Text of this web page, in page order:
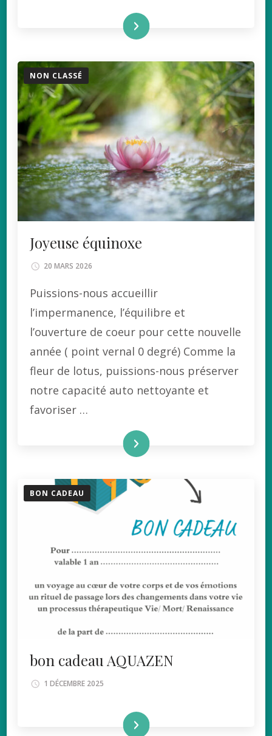
lire la suite ...
NON CLASSÉ
Joyeuse équinoxe
20 MARS 2026
Puissions-nous accueillir
l’impermanence, l’équilibre et
l’ouverture de coeur pour cette nouvelle
année ( point vernal 0 degré) Comme la
fleur de lotus, puissions-nous préserver
notre capacité auto nettoyante et
favoriser …
lire la suite ...
BON CADEAU
bon cadeau AQUAZEN
1 DÉCEMBRE 2025
lire la suite ...